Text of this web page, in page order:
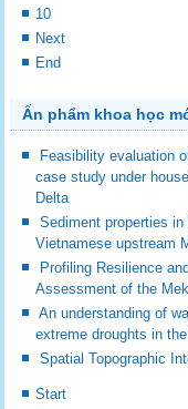
10
Next
End
Ấn phẩm khoa học
Feasibility evaluation
case study under
Delta
Sediment properties
Vietnamese upstream
Profiling Resilience
Assessment of the
An understanding of
extreme droughts in
Spatial Topographic
Start